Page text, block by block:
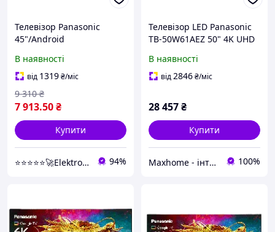
Телевізор Panasonic
45"/Android
В наявності
від 1319₴/міс
7 913.50₴
9 310 ₴
Купити
⭐⭐⭐⭐⭐🚀Elektroniki-net 94%
Телевізор LED Panasonic
TB-50W61AEZ 50" 4K UHD
В наявності
від2846₴/міс
28 457₴
Купити
Maxhome - інтернет магазин 100%